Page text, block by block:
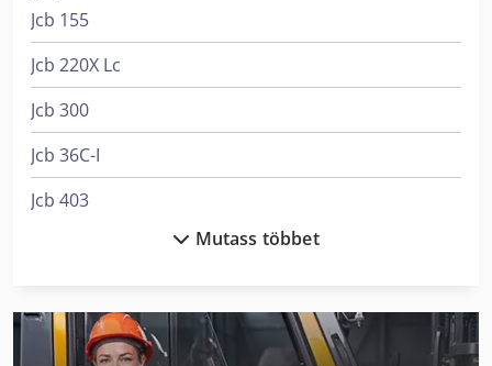
Jcb 155
Jcb 220X Lc
Jcb 300
Jcb 36C-I
Jcb 403
Jcb 409
Mutass többet